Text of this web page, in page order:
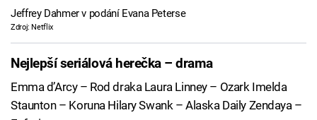
Jeffrey Dahmer v podání Evana Peterse
Zdroj: Netflix
Nejlepší seriálová herečka – drama
Emma d’Arcy – Rod draka Laura Linney – Ozark Imelda
Staunton – Koruna Hilary Swank – Alaska Daily Zendaya –